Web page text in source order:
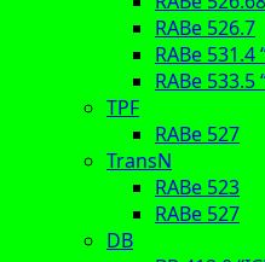
RABe 526.7
RABe 531.4
RABe 533.5
TPF
RABe 527
TransN
RABe 523
RABe 527
DB